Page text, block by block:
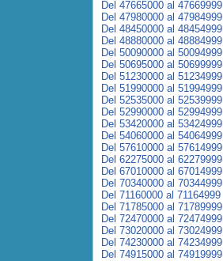
Del 47665000 al 47669999
Del 47980000 al 47984999
Del 48450000 al 48454999
Del 48880000 al 48884999
Del 50090000 al 50094999
Del 50695000 al 50699999
Del 51230000 al 51234999
Del 51990000 al 51994999
Del 52535000 al 52539999
Del 52990000 al 52994999
Del 53420000 al 53424999
Del 54060000 al 54064999
Del 57610000 al 57614999
Del 62275000 al 62279999
Del 67010000 al 67014999
Del 70340000 al 70344999
Del 71160000 al 71164999
Del 71785000 al 71789999
Del 72470000 al 72474999
Del 73020000 al 73024999
Del 74230000 al 74234999
Del 74915000 al 74919999